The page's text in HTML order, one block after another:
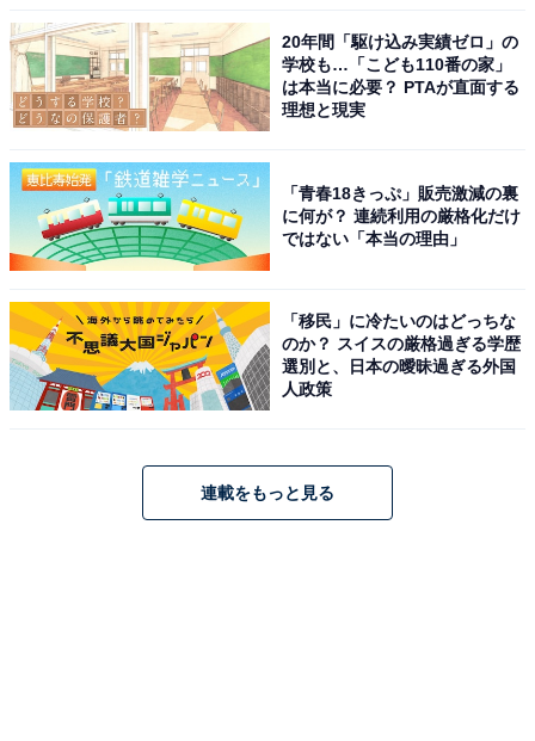
20年間「駆け込み実績ゼロ」の
学校も…「こども110番の家」
は本当に必要？ PTAが直面する
理想と現実
「青春18きっぷ」販売激減の裏
に何が？ 連続利用の厳格化だけ
ではない「本当の理由」
「移民」に冷たいのはどっちな
のか？ スイスの厳格過ぎる学歴
選別と、日本の曖昧過ぎる外国
人政策
連載をもっと見る